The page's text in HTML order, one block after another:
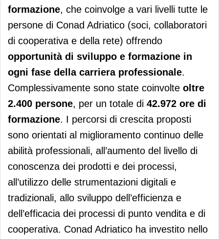
formazione, che coinvolge a vari livelli tutte le
persone di Conad Adriatico (soci, collaboratori
di cooperativa e della rete) offrendo
opportunità di sviluppo e formazione in
ogni fase della carriera professionale.
Complessivamente sono state coinvolte oltre
2.400 persone, per un totale di 42.972 ore di
formazione. I percorsi di crescita proposti
sono orientati al miglioramento continuo delle
abilità professionali, all’aumento del livello di
conoscenza dei prodotti e dei processi,
all’utilizzo delle strumentazioni digitali e
tradizionali, allo sviluppo dell’efficienza e
dell’efficacia dei processi di punto vendita e di
cooperativa. Conad Adriatico ha investito nello